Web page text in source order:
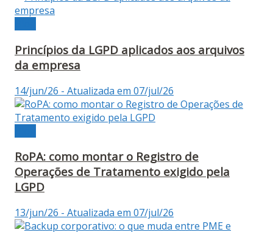
Princípios da LGPD aplicados aos arquivos
da empresa
14/jun/26 - Atualizada em 07/jul/26
RoPA: como montar o Registro de
Operações de Tratamento exigido pela
LGPD
13/jun/26 - Atualizada em 07/jul/26